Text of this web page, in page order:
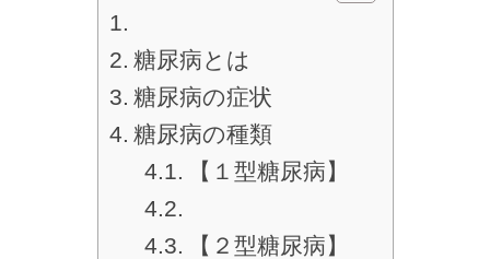
糖尿病とは
糖尿病の症状
糖尿病の種類
【１型糖尿病】
【２型糖尿病】